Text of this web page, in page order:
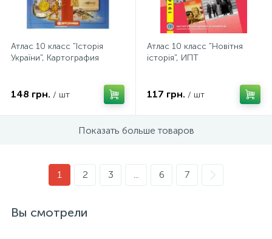
Атлас 10 класс "Історія
України", Картография
148 грн. / шт
Атлас 10 класс "Новітня
історія", ИПТ
117 грн. / шт
Показать больше товаров
1 2 3 ... 6 7
Вы смотрели